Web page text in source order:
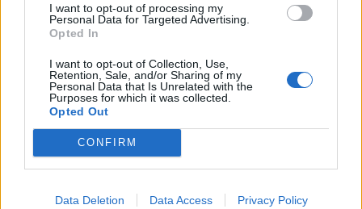
I want to opt-out of processing my
Personal Data for Targeted Advertising.
Opted In
I want to opt-out of Collection, Use,
Retention, Sale, and/or Sharing of my
Personal Data that Is Unrelated with the
Purposes for which it was collected.
Opted Out
CONFIRM
Data Deletion Data Access Privacy Policy